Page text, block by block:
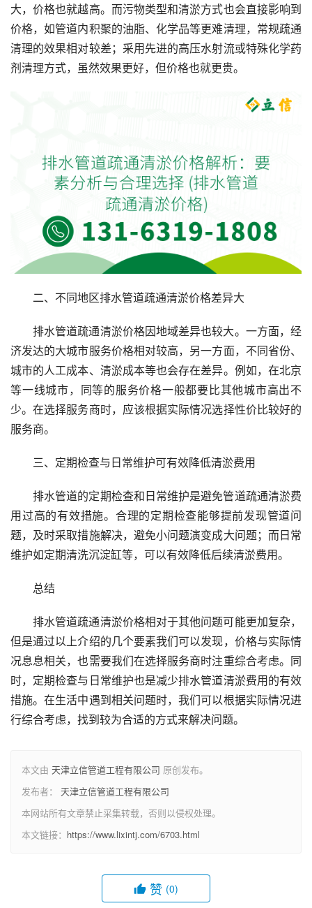
大，价格也就越高。而污物类型和清淤方式也会直接影响到
价格，如管道内积聚的油脂、化学品等更难清理，常规疏通
清理的效果相对较差；采用先进的高压水射流或特殊化学药
剂清理方式，虽然效果更好，但价格也就更贵。
二、不同地区排水管道疏通清淤价格差异大
排水管道疏通清淤价格因地域差异也较大。一方面，经
济发达的大城市服务价格相对较高，另一方面，不同省份、
城市的人工成本、清淤成本等也会存在差异。例如，在北京
等一线城市，同等的服务价格一般都要比其他城市高出不
少。在选择服务商时，应该根据实际情况选择性价比较好的
服务商。
三、定期检查与日常维护可有效降低清淤费用
排水管道的定期检查和日常维护是避免管道疏通清淤费
用过高的有效措施。合理的定期检查能够提前发现管道问
题，及时采取措施解决，避免小问题演变成大问题；而日常
维护如定期清洗沉淀缸等，可以有效降低后续清淤费用。
总结
排水管道疏通清淤价格相对于其他问题可能更加复杂，
但是通过以上介绍的几个要素我们可以发现，价格与实际情
况息息相关，也需要我们在选择服务商时注重综合考虑。同
时，定期检查与日常维护也是减少排水管道清淤费用的有效
措施。在生活中遇到相关问题时，我们可以根据实际情况进
行综合考虑，找到较为合适的方式来解决问题。
本文由 天津立信管道工程有限公司 原创发布。
发布者： 天津立信管道工程有限公司
本网站所有文章禁止采集转载，否则以侵权处理。
本文链接： https://www.lixintj.com/6703.html
赞 (0)